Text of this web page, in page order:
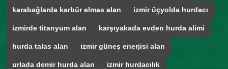
karabağlarda karbür elmas alan izmir üçyolda hurdacı
izmirde titanyum alan karşıyakada evden hurda alimi
hurda talas alan izmir güneş enerjisi alan
urlada demir hurda alan izmir hurdacılık